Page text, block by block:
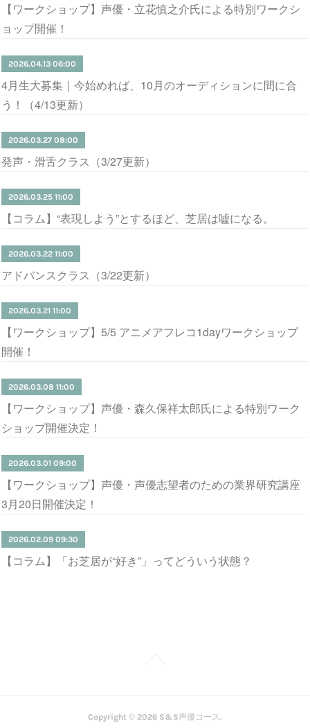
【ワークショップ】声優・立花慎之介氏による特別ワークシ
ョップ開催！
2026.04.13 06:00
4月生大募集｜今始めれば、10月のオーディションに間に合
う！（4/13更新）
2026.03.27 08:00
発声・滑舌クラス（3/27更新）
2026.03.25 11:00
【コラム】“表現しよう”とするほど、芝居は嘘になる。
2026.03.22 11:00
アドバンスクラス（3/22更新）
2026.03.21 11:00
【ワークショップ】5/5 アニメアフレコ1dayワークショップ
開催！
2026.03.08 11:00
【ワークショップ】声優・森久保祥太郎氏による特別ワーク
ショップ開催決定！
2026.03.01 09:00
【ワークショップ】声優・声優志望者のための業界研究講座
3月20日開催決定！
2026.02.09 09:30
【コラム】「お芝居が“好き”」ってどういう状態？
Copyright © 2026 S&S声優コース.